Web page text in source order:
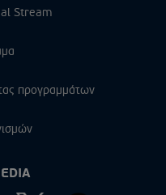
Stream
προγραμμάτων